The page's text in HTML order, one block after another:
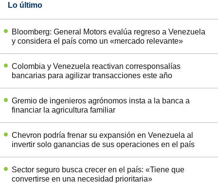
Lo último
Bloomberg: General Motors evalúa regreso a Venezuela
y considera el país como un «mercado relevante»
Colombia y Venezuela reactivan corresponsalías
bancarias para agilizar transacciones este año
Gremio de ingenieros agrónomos insta a la banca a
financiar la agricultura familiar
Chevron podría frenar su expansión en Venezuela al
invertir solo ganancias de sus operaciones en el país
Sector seguro busca crecer en el país: «Tiene que
convertirse en una necesidad prioritaria»